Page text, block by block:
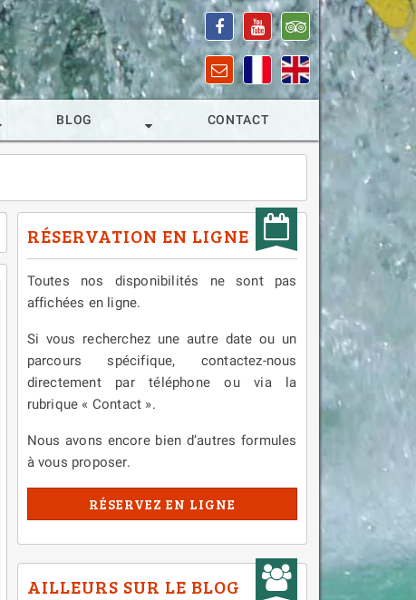
BLOG CONTACT
RÉSERVATION EN LIGNE
Toutes nos disponibilités ne sont pas
affichées en ligne.
Si vous recherchez une autre date ou un
parcours spécifique, contactez-nous
directement par téléphone ou via la
rubrique « Contact ».
Nous avons encore bien d’autres formules
à vous proposer.
RÉSERVEZ EN LIGNE
AILLEURS SUR LE BLOG